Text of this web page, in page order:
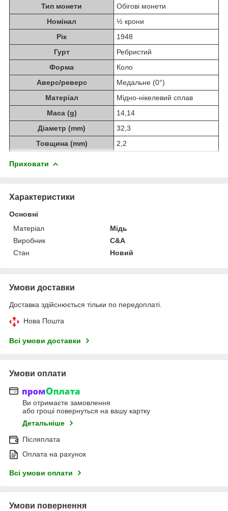
Тип монети
Обігові монети
Номінал
½ крони
Рік
1948
Гурт
Ребристий
Форма
Коло
Аверс/реверс
Медальне (0°)
Матеріал
Мідно-нікелевий сплав
Маса (g)
14,14
Діаметр (mm)
32,3
Товщина (mm)
2,2
Приховати
Характеристики
Основні
Матеріал
Мідь
Виробник
C&A
Стан
Новий
Умови доставки
Доставка здійснюється тільки по передоплаті.
Нова Пошта
Всі умови доставки
Умови оплати
Ви отримаєте замовлення
або гроші повернуться на вашу картку
Детальніше
Післяплата
Оплата на рахунок
Всі умови оплати
Умови повернення